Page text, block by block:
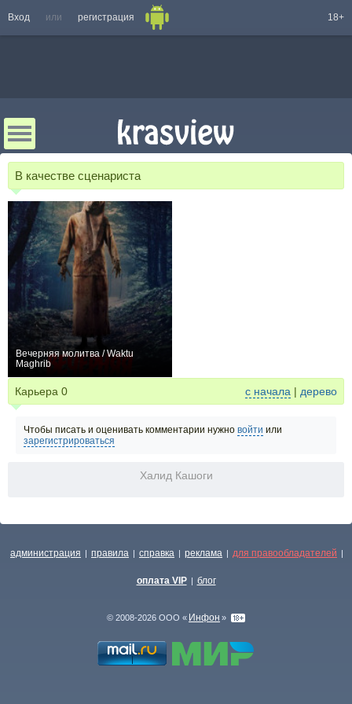
Вход или регистрация 18+
В качестве сценариста
Вечерняя молитва / Waktu
Maghrib
Карьера 0 с начала | дерево
Чтобы писать и оценивать комментарии нужно войти или
зарегистрироваться
Халид Кашоги
администрация | правила | справка | реклама | для правообладателей |
оплата VIP | блог
© 2008-2026 ООО « Инфон »